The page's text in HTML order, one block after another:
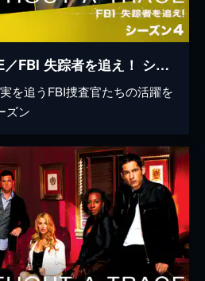
WITHOUT A TRACE／FBI 失踪者を追え！ シーズン4
を追うFBI捜査官たちの活躍を
ズン